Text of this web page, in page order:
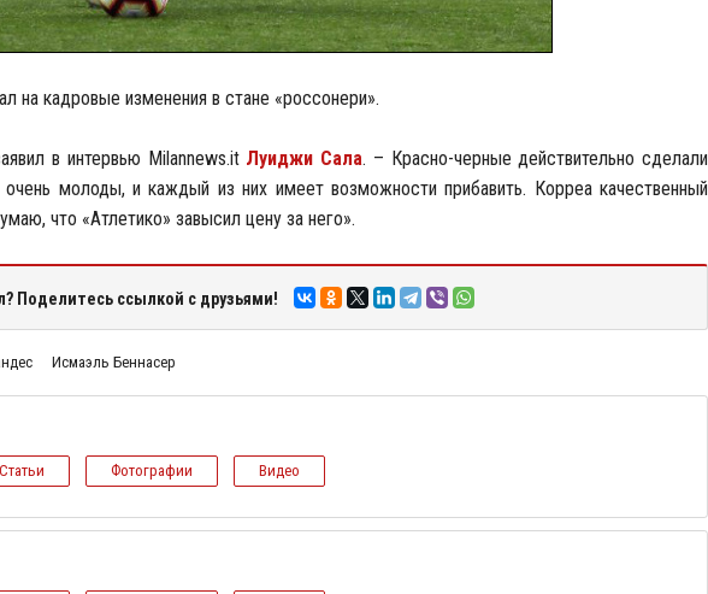
на кадровые изменения в стане «россонери».
в интервью Milannews.it Луиджи Сала. – Красно-черные действительно сделали
молоды, и каждый из них имеет возможности прибавить. Корреа качественный
что «Атлетико» завысил цену за него».
Поделитесь ссылкой с друзьями!
Исмаэль Беннасер
Статьи Фотографии Видео